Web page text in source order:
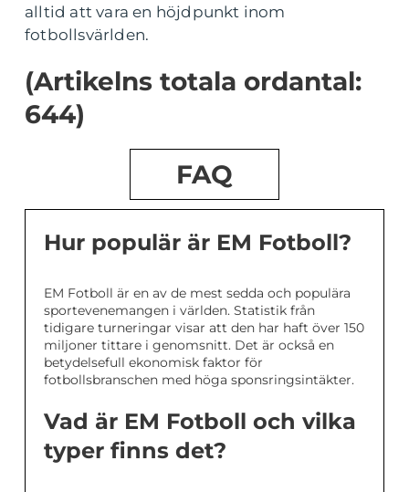
alltid att vara en höjdpunkt inom
fotbollsvärlden.
(Artikelns totala ordantal:
644)
FAQ
Hur populär är EM Fotboll?
EM Fotboll är en av de mest sedda och populära
sportevenemangen i världen. Statistik från
tidigare turneringar visar att den har haft över 150
miljoner tittare i genomsnitt. Det är också en
betydelsefull ekonomisk faktor för
fotbollsbranschen med höga sponsringsintäkter.
Vad är EM Fotboll och vilka
typer finns det?